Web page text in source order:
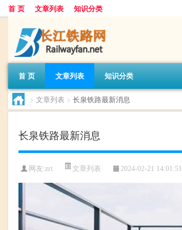
首 页 文章列表 知识分类
首 页 文章列表 知识分类
> 文章列表 > 长泉铁路最新消息
长泉铁路最新消息
网友:zrt 文章列表 2024-02-21 14:01:51